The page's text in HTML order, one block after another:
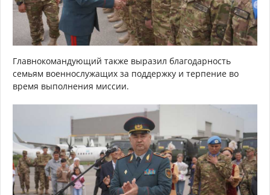
Главнокомандующий также выразил благодарность
семьям военнослужащих за поддержку и терпение во
время выполнения миссии.